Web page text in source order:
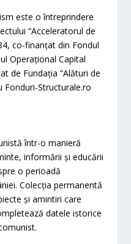
este o întreprindere
“Acceleratorul de
co-finanțat din Fondul
Operațional Capital
de Fundația “Alături de
Fonduri-Structurale.ro
într-o manieră
informării și educării
o perioadă
Colecția permanentă
și amintiri care
datele istorice